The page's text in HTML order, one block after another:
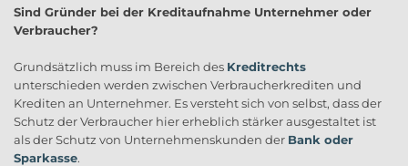
Sind Gründer bei der Kreditaufnahme Unternehmer oder
Verbraucher?
Grundsätzlich muss im Bereich des Kreditrechts
unterschieden werden zwischen Verbraucherkrediten und
Krediten an Unternehmer. Es versteht sich von selbst, dass der
Schutz der Verbraucher hier erheblich stärker ausgestaltet ist
als der Schutz von Unternehmenskunden der Bank oder
Sparkasse.